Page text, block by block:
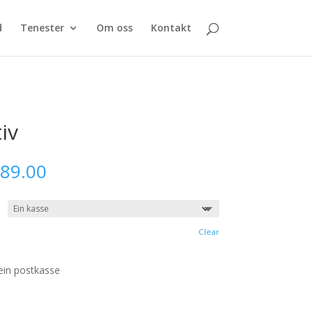
Tenester Om oss Kontakt
Price
kr956.00
through
Clear
postkasse